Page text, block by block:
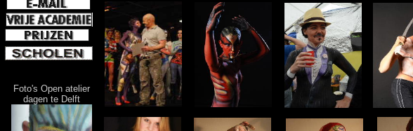
Foto's Open atelier
dagen te Delft